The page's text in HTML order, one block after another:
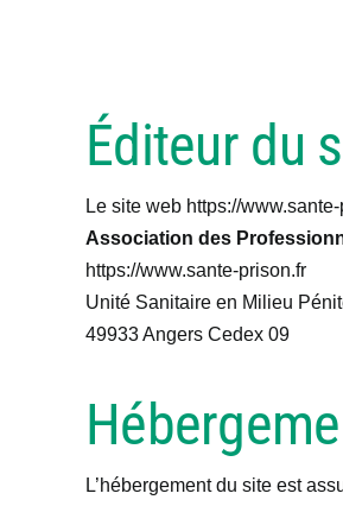
Éditeur du
Le site web https://
Association des
https://www.sante-prison.fr
Unité Sanitaire en Milieu
49933 Angers Cedex 09
L’hébergement du site est